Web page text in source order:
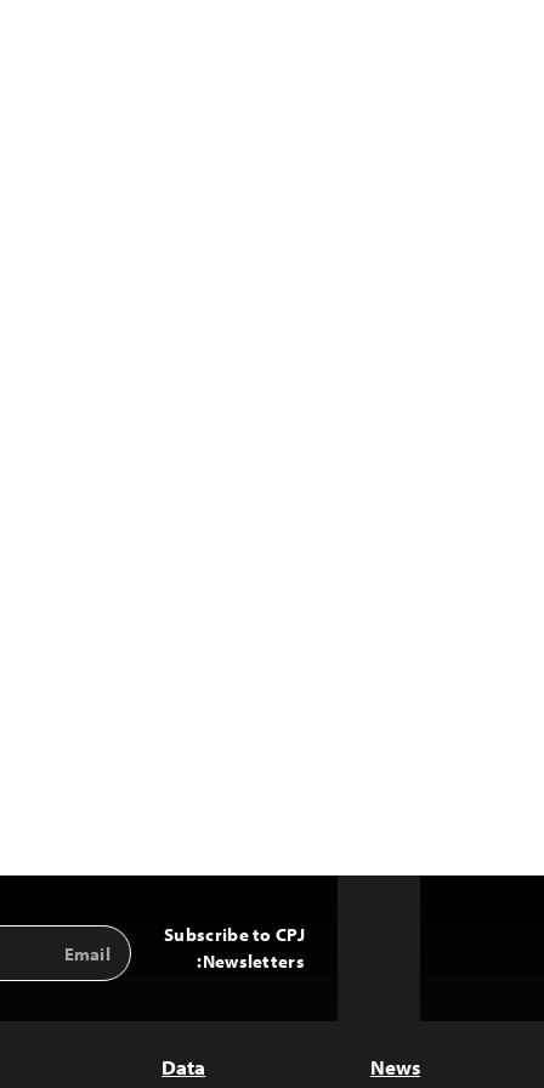
Subscribe to CPJ
Newsletters:
Email
Address
News
Data